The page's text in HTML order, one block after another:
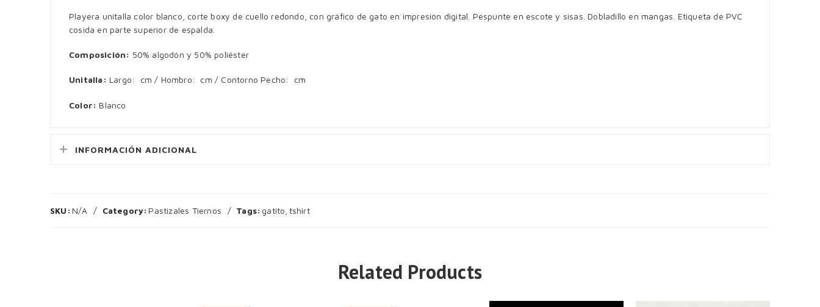
Playera unitalla color blanco, corte boxy de cuello redondo, con gráfico de gato en impresión digital. Pespunte en escote y sisas. Dobladillo en mangas. Etiqueta de PVC
cosida en parte superior de espalda.
Composición: 50% algodón y 50% poliéster
Unitalla: Largo: cm / Hombro: cm / Contorno Pecho: cm
Color: Blanco
INFORMACIÓN ADICIONAL
SKU: N/A Category: Pastizales Tiernos Tags: gatito tshirt
Related Products